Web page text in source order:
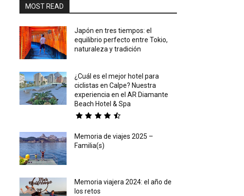
MOST READ
Japón en tres tiempos: el
equilibrio perfecto entre Tokio,
naturaleza y tradición
¿Cuál es el mejor hotel para
ciclistas en Calpe? Nuestra
experiencia en el AR Diamante
Beach Hotel & Spa
Memoria de viajes 2025 –
Familia(s)
Memoria viajera 2024: el año de
los retos